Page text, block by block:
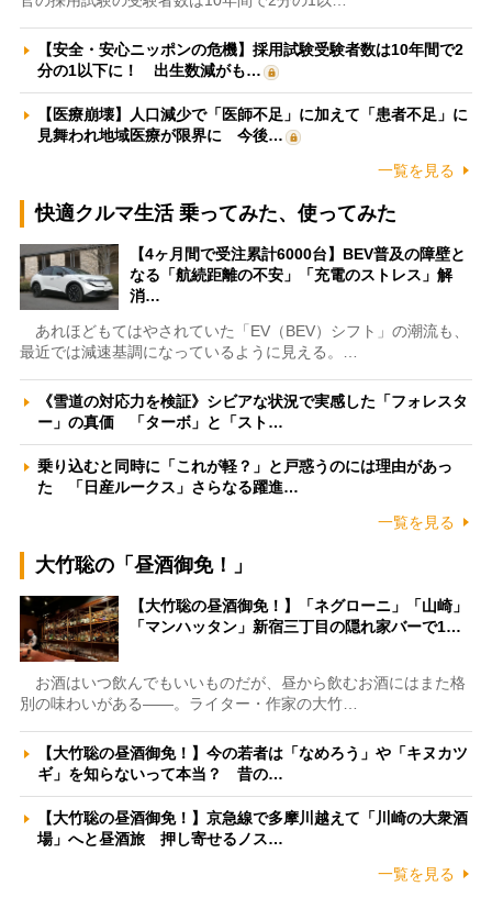
【安全・安心ニッポンの危機】採用試験受験者数は10年間で2
分の1以下に！ 出生数減がも…
【医療崩壊】人口減少で「医師不足」に加えて「患者不足」に
見舞われ地域医療が限界に 今後…
一覧を見る
快適クルマ生活 乗ってみた、使ってみた
【4ヶ月間で受注累計6000台】BEV普及の障壁と
なる「航続距離の不安」「充電のストレス」解
消…
あれほどもてはやされていた「EV（BEV）シフト」の潮流も、
最近では減速基調になっているように見える。…
《雪道の対応力を検証》シビアな状況で実感した「フォレスタ
ー」の真価 「ターボ」と「スト…
乗り込むと同時に「これが軽？」と戸惑うのには理由があっ
た 「日産ルークス」さらなる躍進…
一覧を見る
大竹聡の「昼酒御免！」
【大竹聡の昼酒御免！】「ネグローニ」「山崎」
「マンハッタン」新宿三丁目の隠れ家バーで1…
お酒はいつ飲んでもいいものだが、昼から飲むお酒にはまた格
別の味わいがある――。ライター・作家の大竹…
【大竹聡の昼酒御免！】今の若者は「なめろう」や「キヌカツ
ギ」を知らないって本当？ 昔の…
【大竹聡の昼酒御免！】京急線で多摩川越えて「川崎の大衆酒
場」へと昼酒旅 押し寄せるノス…
一覧を見る